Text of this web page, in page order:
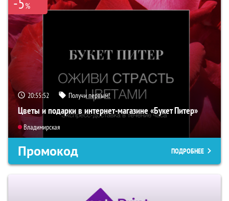
%
20:55:51 Получи первым!
Цветы и подарки в интернет-магазине «Букет Питер»
Владимирская
Промокод ПОДРОБНЕЕ